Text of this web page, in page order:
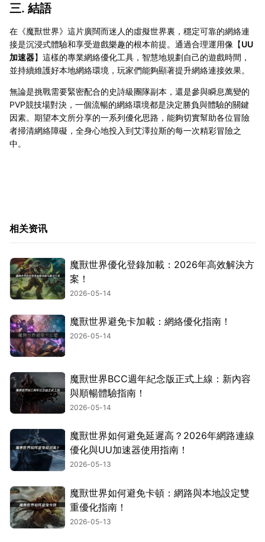
三. 結語
在《魔獸世界》這片廣闊而迷人的虛擬世界裏，穩定可靠的網絡連
接是沉浸式體驗和享受遊戲樂趣的根本前提。通過合理運用像【UU
加速器】這樣的專業網絡優化工具，智慧地規劃自己的遊戲時間，
並持續維護好本地網絡環境，玩家們能夠顯著提升網絡連接效果。
無論是挑戰需要緊密配合的史詩級團隊副本，還是參與瞬息萬變的
PVP競技場對決，一個流暢的網絡環境都是決定勝負與體驗的關鍵
因素。期望本文所分享的一系列優化思路，能夠切實幫助各位冒險
者掃清網絡障礙，全身心地投入到艾澤拉斯的每一次精彩冒險之
中。
相关资讯
魔獸世界優化登錄加載：2026年高效解決方
案！
2026-05-14
魔獸世界避免卡加載：網絡優化指南！
2026-05-14
魔獸世界BCC週年紀念版正式上線：新內容
與順暢體驗指南！
2026-05-14
魔獸世界如何避免延遲高？2026年網路連線
優化與UU加速器使用指南！
2026-05-13
魔獸世界如何避免卡頓：網路與本地設定雙
重優化指南！
2026-05-13